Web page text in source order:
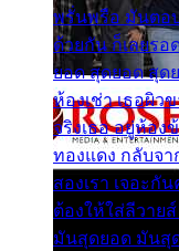
พรั่นพรือ มันตอบ
ด้วยกัน ก็เลยร
ยอด สุดยอด สุด
ห้องเช่า เธอผิว
จริงเธอ อยู่ห้อง
ทองแดง กลับจ
สองเรา เจอะกั
ต้องให้ใส่ลีวาย
มันสุดยอด มันสุ